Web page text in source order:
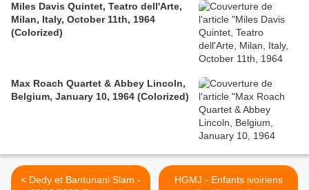
Miles Davis Quintet, Teatro dell'Arte,
Milan, Italy, October 11th, 1964
(Colorized)
Max Roach Quartet & Abbey Lincoln,
Belgium, January 10, 1964 (Colorized)
< Dedy et Bantunani Slam -
HGMJ - Enfants ivoiriens